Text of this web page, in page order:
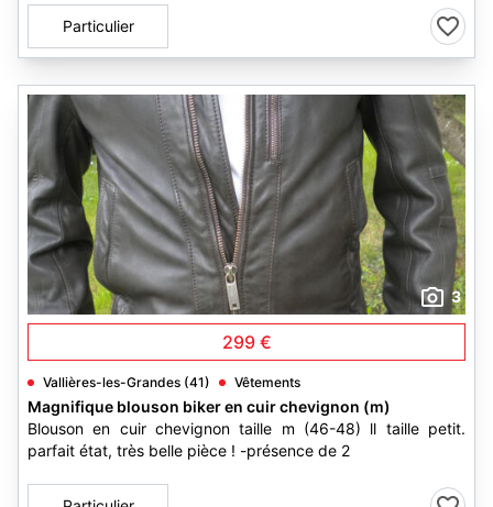
Particulier
3
299 €
Vallières-les-Grandes (41) Vêtements
Magnifique blouson biker en cuir chevignon (m)
Blouson en cuir chevignon taille m (46-48) ll taille petit.
parfait état, très belle pièce ! -présence de 2